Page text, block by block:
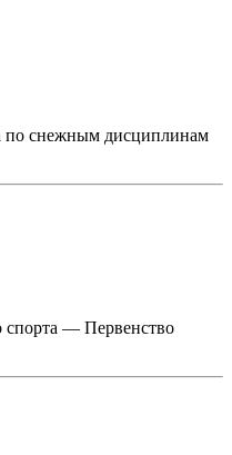
по снежным дисциплинам
спорта — Первенство